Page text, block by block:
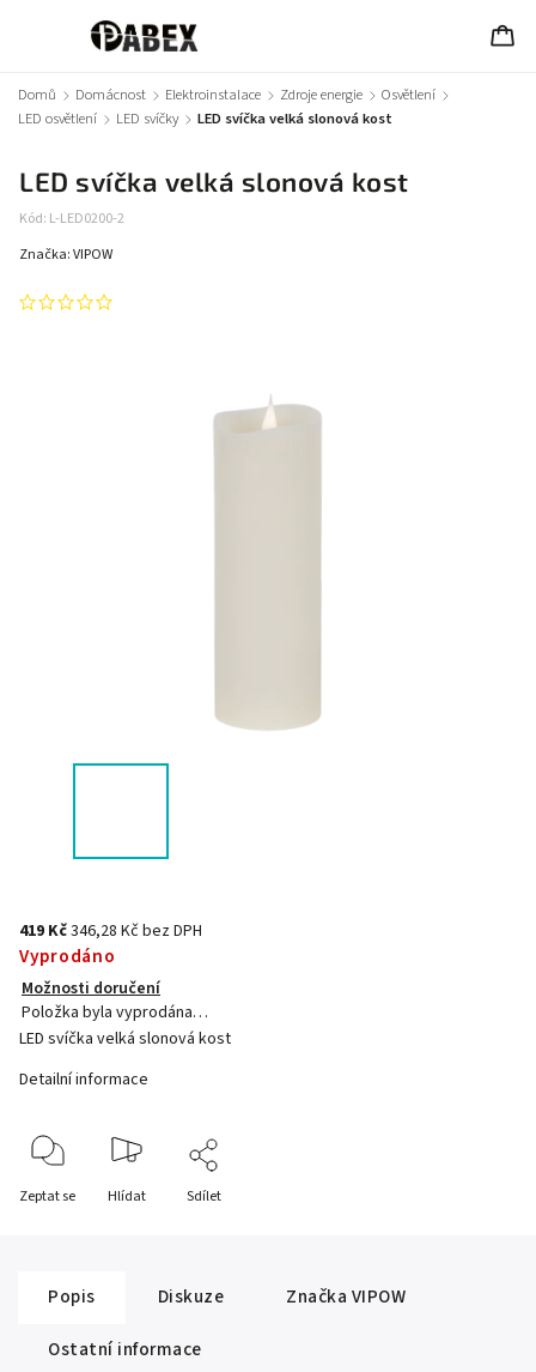
Domů / Domácnost / Elektroinstalace / Zdroje energie / Osvětlení /
LED osvětlení / LED svíčky / LED svíčka velká slonová kost
LED svíčka velká slonová kost
Kód: L-LED0200-2
Značka:VIPOW
419 Kč346,28 Kč bez DPH
Vyprodáno
Možnosti doručení
Položka byla vyprodána…
LED svíčka velká slonová kost
Detailní informace
Zeptat se Hlídat Sdílet
Popis Diskuze Značka VIPOW
Ostatní informace